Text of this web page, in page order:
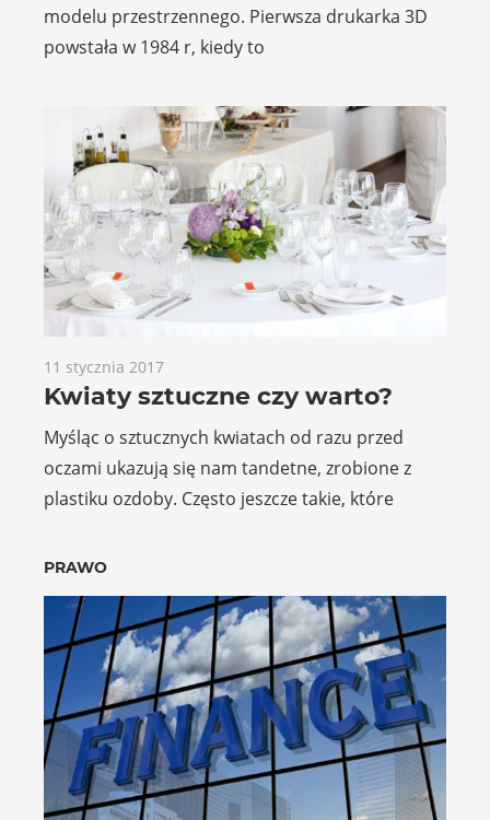
modelu przestrzennego. Pierwsza drukarka 3D
powstała w 1984 r, kiedy to
11 stycznia 2017
Kwiaty sztuczne czy warto?
Myśląc o sztucznych kwiatach od razu przed
oczami ukazują się nam tandetne, zrobione z
plastiku ozdoby. Często jeszcze takie, które
PRAWO